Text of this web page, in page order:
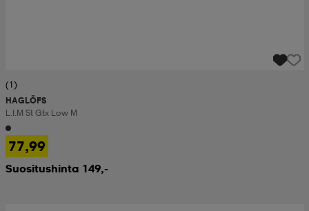
(1)
HAGLÖFS
L.i.m St Gtx Low M
77,99
Suositushinta 149,-